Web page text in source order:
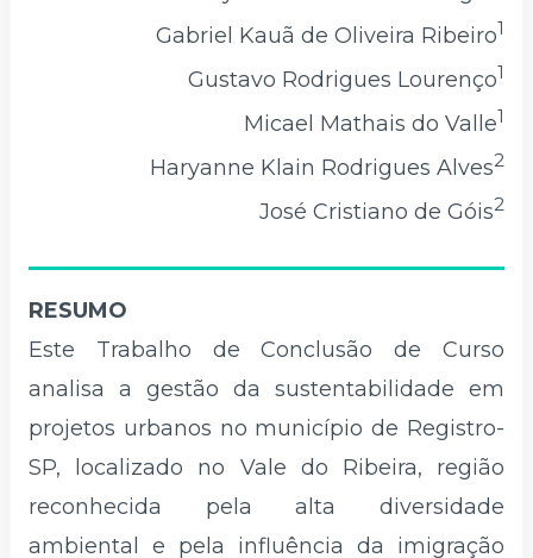
Gabriel Kauã de Oliveira Ribeiro1
Gustavo Rodrigues Lourenço1
Micael Mathais do Valle1
Haryanne Klain Rodrigues Alves2
José Cristiano de Góis2
RESUMO
Este Trabalho de Conclusão de Curso
analisa a gestão da sustentabilidade em
projetos urbanos no município de Registro-
SP, localizado no Vale do Ribeira, região
reconhecida pela alta diversidade
ambiental e pela influência da imigração